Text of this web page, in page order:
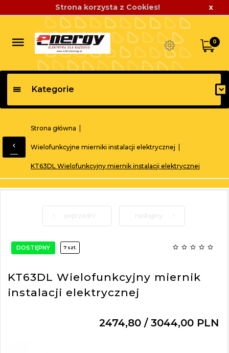
Strona korzysta z Cookies! x
0
Kategorie
Strona główna
Wielofunkcyjne mierniki instalacji elektrycznej
KT63DL Wielofunkcyjny miernik instalacji elektrycznej
poprzedni następny
DOSTĘPNY 7 szt.
KT63DL Wielofunkcyjny miernik
instalacji elektrycznej
2474,80 / 3044,00 PLN